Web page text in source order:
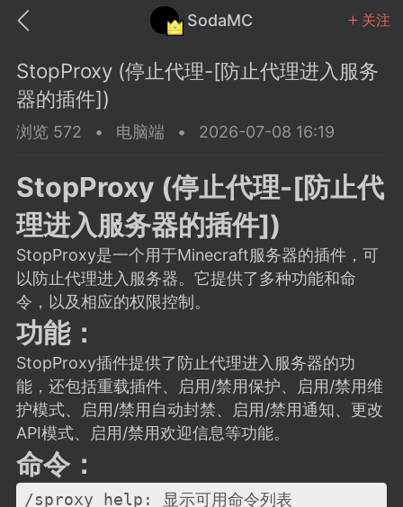
SodaMC 关注
中文社区 SodaMC
教程 材质
潮涌核心
永久赞助者
11-27 02:06
电脑端 社区规则
议贴】SodaMC 的改进与建议 🧃
社区的建议&反馈板块，欢迎每
在这里畅所欲言，提出你对 社区功能、
、管理方式等方面 的任何想法！...
StopProxy (停止代理-[防止代理进入服务
器的插件])
浏览 572 • 电脑端 • 2026-07-08 16:19
StopProxy (停止代理-[防止代
理进入服务器的插件])
StopProxy是一个用于Minecraft服务器的插件，可
以防止代理进入服务器。它提供了多种功能和命
令，以及相应的权限控制。
功能：
StopProxy插件提供了防止代理进入服务器的功
能，还包括重载插件、启用/禁用保护、启用/禁用维
护模式、启用/禁用自动封禁、启用/禁用通知、更改
API模式、启用/禁用欢迎信息等功能。
命令：
/sproxy help: 显示可用命令列表